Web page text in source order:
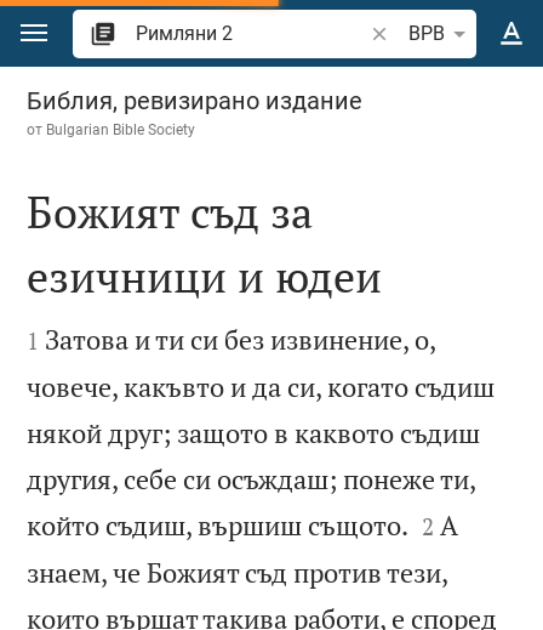
Преминете към съдържанието
Търсете стих или
BPB
Римляни 2
Библия, ревизирано издание
от Bulgarian Bible Society

Божият съд за
езичници и юдеи

1 Затова и ти си без извинение, о,
човече, какъвто и да си, когато съдиш
някой друг; защото в каквото съдиш
другия, себе си осъждаш; понеже ти,
който съдиш, вършиш същото. 

2 А
знаем, че Божият съд против тези,
които вършат такива работи, е според